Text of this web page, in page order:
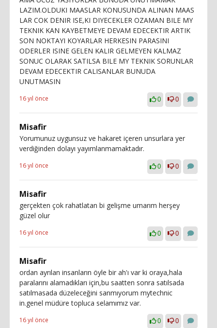
LAZIM.OLDUKI MAASLAR KONUSUNDA ALINAN MAAS
LAR COK DENIR ISE,KI DIYECEKLER OZAMAN BILE MY
TEKNIK KAN KAYBETMEYE DEVAM EDECEKTIR ARTIK
SON NOKTAYI KOYARLAR HERKESIN PARASINI
ODERLER ISINE GELEN KALIR GELMEYEN KALMAZ
SONUC OLARAK SATILSA BILE MY TEKNIK SORUNLAR
DEVAM EDECEKTIR CALISANLAR BUNUDA
UNUTMASIN
16 yıl önce 0 0
Misafir
Yorumunuz uygunsuz ve hakaret içeren unsurlara yer
verdiğinden dolayı yayımlanmamaktadır.
16 yıl önce 0 0
Misafir
gerçekten çok rahatlatan bi gelişme umarım herşey
güzel olur
16 yıl önce 0 0
Misafir
ordan ayrılan insanların öyle bir ah'ı var ki oraya,hala
paralarını alamadıkları için,bu saatten sonra satılsada
satılmasada düzeleceğini sanmıyorum mytechnic
in.genel müdüre topluca selamımız var.
16 yıl önce 0 0